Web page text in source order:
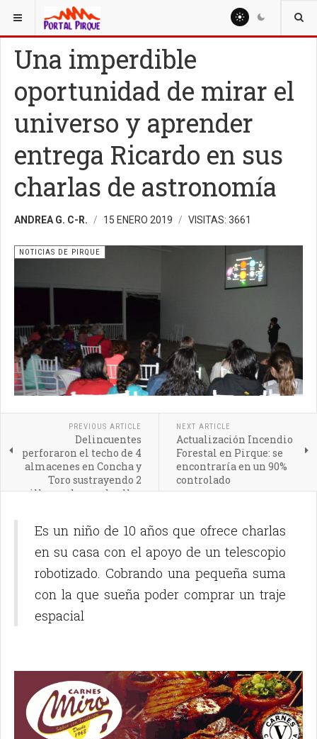
ESTÁ AQUÍ: NOTICIAS
Una imperdible
oportunidad de mirar el
universo y aprender
entrega Ricardo en sus
charlas de astronomía
ANDREA G. C-R. 15 ENERO 2019 VISITAS: 3661
NOTICIAS DE PIRQUE
PREVIOUS ARTICLE
Delincuentes
perforaron el techo de 4
almacenes en Concha y
Toro sustrayendo 2
millones de uno de ellos
NEXT ARTICLE
Actualización Incendio
Forestal en Pirque: se
encontraría en un 90%
controlado
Es un niño de 10 años que ofrece charlas
en su casa con el apoyo de un telescopio
robotizado. Cobrando una pequeña suma
con la que sueña poder comprar un traje
espacial